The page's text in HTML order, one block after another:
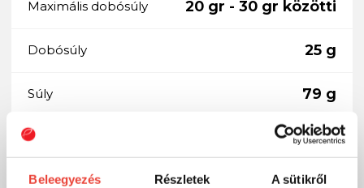
Beleegyezés Részletek A sütikről
Maximális dobósúly 20 gr - 30 gr közötti
Dobósúly 25 g
Súly 79 g
Szállítási hossz 116 cm
Tagok száma